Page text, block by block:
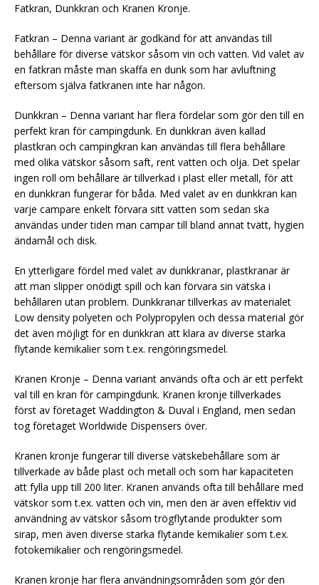
Fatkran, Dunkkran och Kranen Kronje.
Fatkran – Denna variant är godkänd för att användas till
behållare för diverse vätskor såsom vin och vatten. Vid valet av
en fatkran måste man skaffa en dunk som har avluftning
eftersom själva fatkranen inte har någon.
Dunkkran – Denna variant har flera fördelar som gör den till en
perfekt kran för campingdunk. En dunkkran även kallad
plastkran och campingkran kan användas till flera behållare
med olika vätskor såsom saft, rent vatten och olja. Det spelar
ingen roll om behållare är tillverkad i plast eller metall, för att
en dunkkran fungerar för båda. Med valet av en dunkkran kan
varje campare enkelt förvara sitt vatten som sedan ska
användas under tiden man campar till bland annat tvätt, hygien
ändamål och disk.
En ytterligare fördel med valet av dunkkranar, plastkranar är
att man slipper onödigt spill och kan förvara sin vätska i
behållaren utan problem. Dunkkranar tillverkas av materialet
Low density polyeten och Polypropylen och dessa material gör
det även möjligt för en dunkkran att klara av diverse starka
flytande kemikalier som t.ex. rengöringsmedel.
Kranen Kronje – Denna variant används ofta och är ett perfekt
val till en kran för campingdunk. Kranen kronje tillverkades
först av företaget Waddington & Duval i England, men sedan
tog företaget Worldwide Dispensers över.
Kranen kronje fungerar till diverse vätskebehållare som är
tillverkade av både plast och metall och som har kapaciteten
att fylla upp till 200 liter. Kranen används ofta till behållare med
vätskor som t.ex. vatten och vin, men den är även effektiv vid
användning av vätskor såsom trögflytande produkter som
sirap, men även diverse starka flytande kemikalier som t.ex.
fotokemikalier och rengöringsmedel.
Kranen kronje har flera användningsområden som gör den